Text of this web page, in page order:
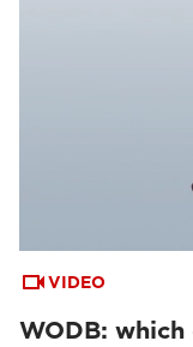
VIDEO
WODB: